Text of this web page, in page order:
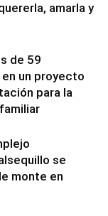
amarla y
de 59
un proyecto
para la
se
monte en